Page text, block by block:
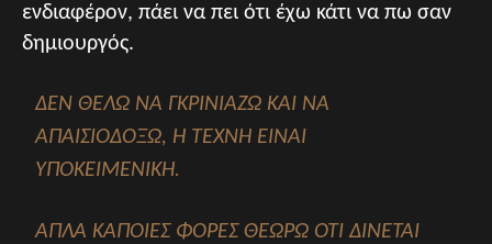
ενδιαφέρον, πάει να πει ότι έχω κάτι να πω σαν
δημιουργός.
ΔΕΝ ΘΈΛΩ ΝΑ ΓΚΡΙΝΙΆΖΩ ΚΑΙ ΝΑ
ΑΠΑΙΣΙΟΔΟΞΏ, Η ΤΈΧΝΗ ΕΊΝΑΙ
ΥΠΟΚΕΙΜΕΝΙΚΉ.
ΑΠΛΆ ΚΆΠΟΙΕΣ ΦΟΡΈΣ ΘΕΩΡΏ ΌΤΙ ΔΊΝΕΤΑΙ